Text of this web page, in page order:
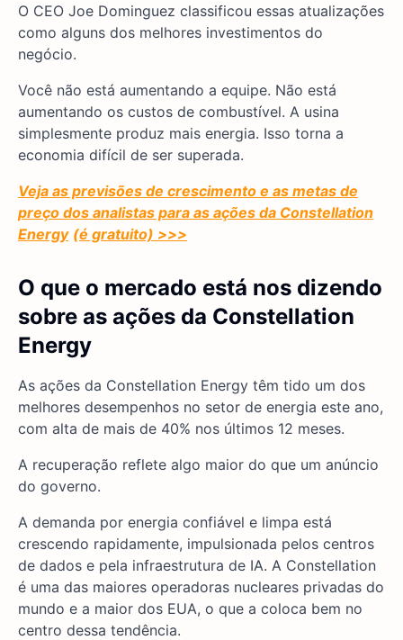
O CEO Joe Dominguez classificou essas atualizações
como alguns dos melhores investimentos do
negócio.
Você não está aumentando a equipe. Não está
aumentando os custos de combustível. A usina
simplesmente produz mais energia. Isso torna a
economia difícil de ser superada.
Veja as previsões de crescimento e as metas de
preço dos analistas para as ações da Constellation
Energy (é gratuito) >>>
O que o mercado está nos dizendo
sobre as ações da Constellation
Energy
As ações da Constellation Energy têm tido um dos
melhores desempenhos no setor de energia este ano,
com alta de mais de 40% nos últimos 12 meses.
A recuperação reflete algo maior do que um anúncio
do governo.
A demanda por energia confiável e limpa está
crescendo rapidamente, impulsionada pelos centros
de dados e pela infraestrutura de IA. A Constellation
é uma das maiores operadoras nucleares privadas do
mundo e a maior dos EUA, o que a coloca bem no
centro dessa tendência.